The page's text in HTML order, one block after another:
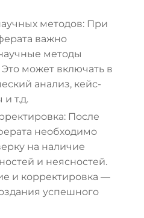
методов: При
важно
методы
может включать в
анализ, кейс-
и т.д.
После
необходимо
на наличие
и неясностей.
и корректировка —
успешного